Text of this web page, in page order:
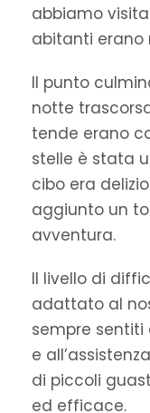
abbiamo
abitanti erano
Il punto
notte
tende erano
stelle è stata
cibo era
aggiunto un
avventura.
Il livello di
adattato al
sempre sentiti
e
di piccoli
ed efficace.